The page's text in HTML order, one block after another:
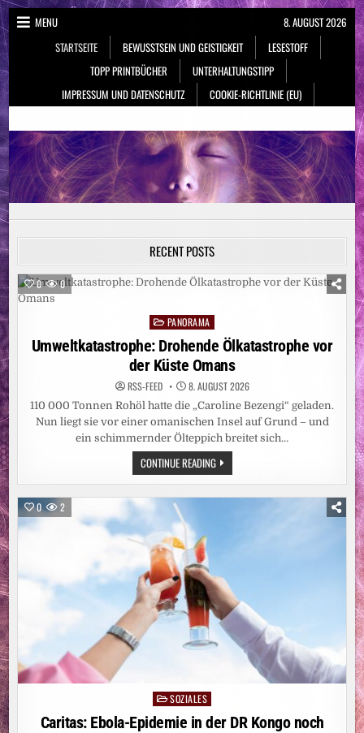
Skip
to
content
MENU
STARTSEITE
BEWUSSTSEIN UND GEISTIGKEIT
LESESTOFF
TOPP PRINTBÜCHER
UNTERHALTUNGSTIPP
IMPRESSUM UND DATENSCHUTZ
COOKIE-RICHTLINIE (EU)
8. AUGUST 2026
NeueSpiritualität.de
RECENT POSTS
0 0
Posted
in
PANORAMA
Umweltkatastrophe: Drohende Ölkatastrophe vor
der Küste Omans
RSS-FEED 8. AUGUST 2026
110 000 Tonnen Rohöl hatte die „Caroline Bezengi“ geladen.
Nun liegt sie vor einer omanischen Insel auf Grund – und
ein schimmernder Ölteppich breitet sich…
CONTINUE READINGUMWELTKATASTROPHE:
DROHENDE
ÖLKATASTROPHE
0 2
Posted
in
SOZIALES
Caritas: Ebola-Epidemie in der DR Kongo noch